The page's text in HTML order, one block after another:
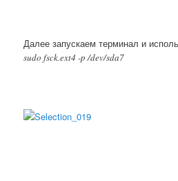
Далее запускаем терминал и
sudo fsck.ext4 -p /dev/sda7